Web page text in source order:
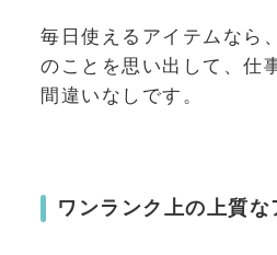
毎日使えるアイテムなら
のことを思い出して、仕
間違いなしです。
ワンランク上の上質な